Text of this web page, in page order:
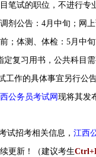
笔试的职位，不进行专
剂公告：4月中旬；网
；体测、体检：5月中
定复习用书，公共科目
工作的具体事宜另行公
公务员考试网现将其发
招考相关信息， 江西
更新！（建议考生